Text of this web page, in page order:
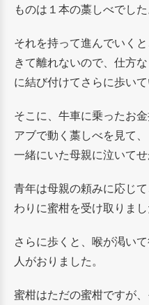
ものは１本の藁しべでした
それを持って進んでいく
きて離れないので、仕方
に結び付けてさらに歩いて
そこに、牛車に乗ったお
アブで動く藁しべを見て、
一緒にいた母親に泣いてせ
青年は母親の頼みに応じ
わりに蜜柑を受け取りまし
さらに歩くと、喉が渇い
人がおりました。
蜜柑はただの蜜柑ですが